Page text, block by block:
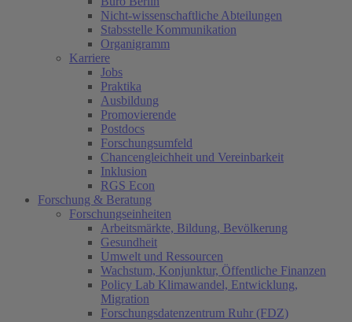
Nicht-wissenschaftliche Abteilungen
Stabsstelle Kommunikation
Organigramm
Karriere
Jobs
Praktika
Ausbildung
Promovierende
Postdocs
Forschungsumfeld
Chancengleichheit und Vereinbarkeit
Inklusion
RGS Econ
Forschung & Beratung
Forschungseinheiten
Arbeitsmärkte, Bildung, Bevölkerung
Gesundheit
Umwelt und Ressourcen
Wachstum, Konjunktur, Öffentliche Finanzen
Policy Lab Klimawandel, Entwicklung,
Migration
Forschungsdatenzentrum Ruhr (FDZ)